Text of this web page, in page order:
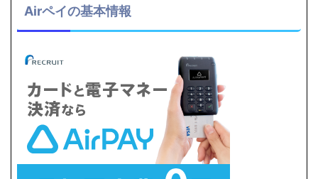
Airペイの基本情報